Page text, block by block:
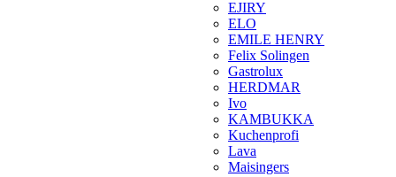
EJIRY
ELO
EMILE HENRY
Felix Solingen
Gastrolux
HERDMAR
Ivo
KAMBUKKA
Kuchenprofi
Lava
Maisingers